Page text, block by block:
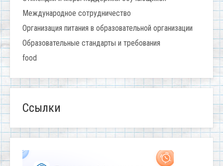
Международное сотрудничество
Организация питания в образовательной организации
Образовательные стандарты и требования
food
Ссылки